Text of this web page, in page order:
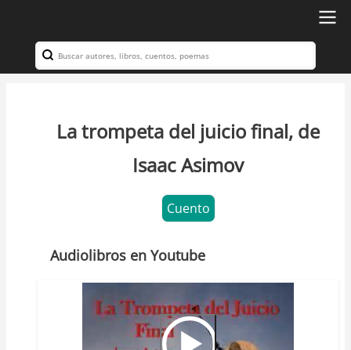
contenido
principal
Navegación
Search
La trompeta del juicio final, de
Isaac Asimov
Cuento
Audiolibros en Youtube